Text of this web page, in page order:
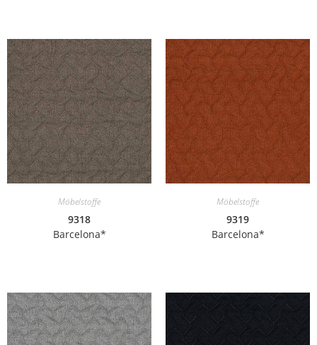
Möbelstoffe
9318
Barcelona*
Möbelstoffe
9319
Barcelona*